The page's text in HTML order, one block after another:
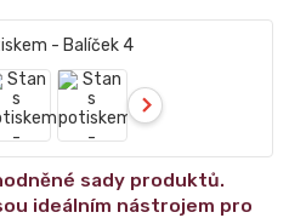
sady produktů.
ideálním nástrojem pro